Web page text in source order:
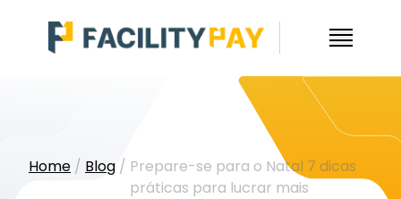
Home / Blog / Prepare-se para o Natal 7 dicas
práticas para lucrar mais